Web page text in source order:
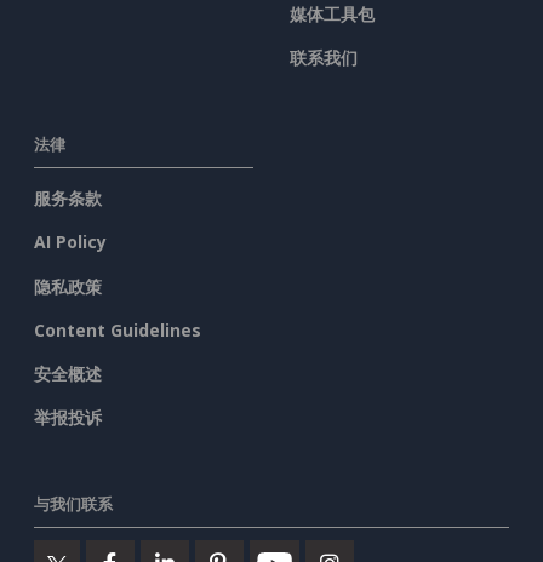
媒体工具包
联系我们
法律
服务条款
AI Policy
隐私政策
Content Guidelines
安全概述
举报投诉
与我们联系